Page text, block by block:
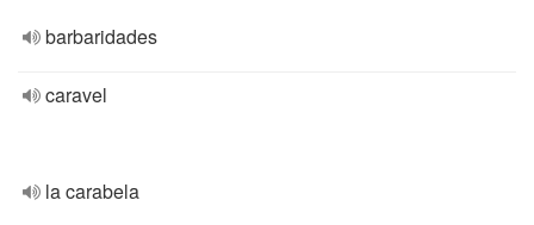
barbaridades
caravel
la carabela